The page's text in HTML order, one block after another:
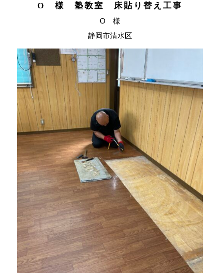
O 様 塾教室 床貼り替え工事
O 様
静岡市清水区